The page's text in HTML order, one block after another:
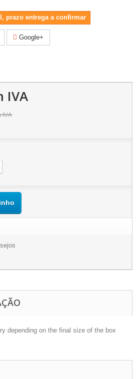
prazo entrega a confirmar
Google+
IVA
depending on the final size of the box